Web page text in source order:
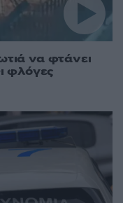
να φτάνει
φλόγες